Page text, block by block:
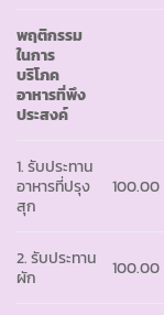
พฤติกรรม
ในการ
บริโภค
อาหารที่พึง
ประสงค์
1. รับประทาน
อาหารที่ปรุง
สุก
100.00
2. รับประทาน
ผัก
100.00